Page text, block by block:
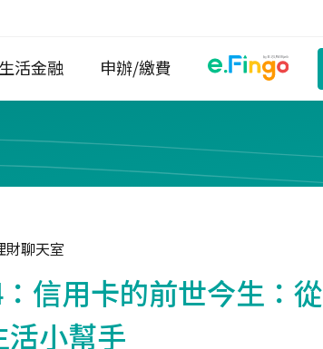
生活金融 申辦/繳費
財聊天室
信用卡的前世今生：從
小幫手